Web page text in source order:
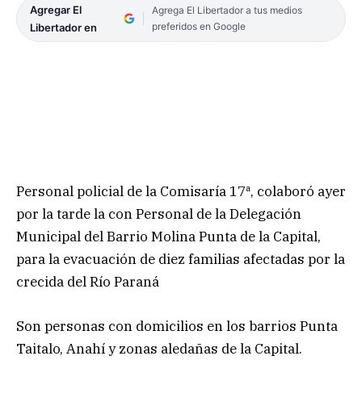
Agregar El
Libertador en
Agrega El Libertador a tus medios
preferidos en Google
Personal policial de la Comisaría 17ª, colaboró ayer
por la tarde la con Personal de la Delegación
Municipal del Barrio Molina Punta de la Capital,
para la evacuación de diez familias afectadas por la
crecida del Río Paraná
Son personas con domicilios en los barrios Punta
Taitalo, Anahí y zonas aledañas de la Capital.